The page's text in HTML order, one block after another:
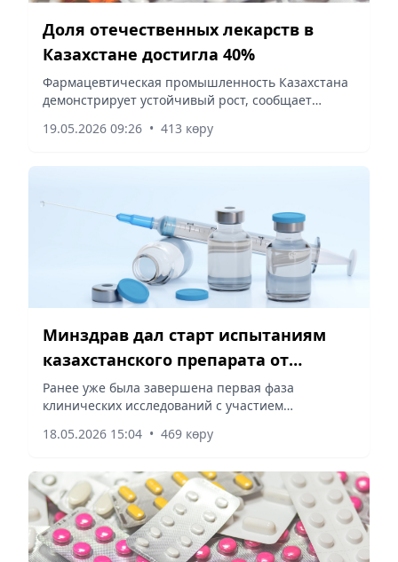
Доля отечественных лекарств в
Казахстане достигла 40%
Фармацевтическая промышленность Казахстана
демонстрирует устойчивый рост, сообщает
19.05.2026 09:26 • 413 көру
Минздрав дал старт испытаниям
казахстанского препарата от
аллергии на полынь
Ранее уже была завершена первая фаза
клинических исследований с участием
18.05.2026 15:04 • 469 көру